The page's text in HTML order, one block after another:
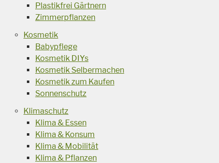
Plastikfrei Gärtnern
Zimmerpflanzen
Kosmetik
Babypflege
Kosmetik DIYs
Kosmetik Selbermachen
Kosmetik zum Kaufen
Sonnenschutz
Klimaschutz
Klima & Essen
Klima & Konsum
Klima & Mobilität
Klima & Pflanzen